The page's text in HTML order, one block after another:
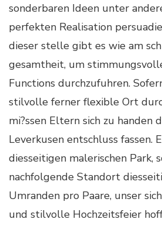
sonderbaren Ideen unter
perfekten Realisation
dieser stelle gibt es wie am
gesamtheit, um
Functions durchzufuhren.
stilvolle ferner flexible Ort
mi?ssen Eltern sich zu handen
Leverkusen entschluss fassen.
diesseitigen malerischen Park,
nachfolgende Standort
Umranden pro Paare, unser
und stilvolle Hochzeitsfeier